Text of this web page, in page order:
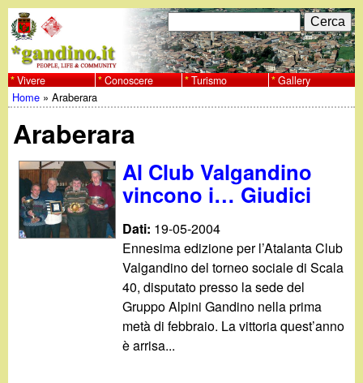
al
contenuto
w
w
w
g
F
o
r
d
i
r
i
c
e
r
C
e
r
c
Vivere Conoscere Turismo Gallery
Tu
sei
qui
Home »Araberara
Araberara
Al Club Valgandino
vincono i… Giudici
Dati: 19-05-2004
Ennesima edizione per l’Atalanta Club
Valgandino del torneo sociale di Scala
40, disputato presso la sede del
Gruppo Alpini Gandino nella prima
metà di febbraio. La vittoria quest’anno
è arrisa...